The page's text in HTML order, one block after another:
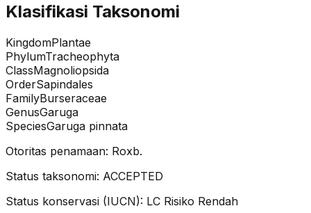
Klasifikasi Taksonomi
KingdomPlantae
PhylumTracheophyta
ClassMagnoliopsida
OrderSapindales
FamilyBurseraceae
GenusGaruga
SpeciesGaruga pinnata
Otoritas penamaan: Roxb.
Status taksonomi: ACCEPTED
Status konservasi (IUCN): LC Risiko Rendah